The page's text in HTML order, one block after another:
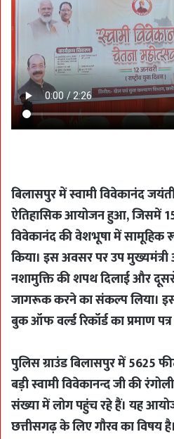
बिलासपुर में स्वामी विवेकानंद
ऐतिहासिक आयोजन हुआ, जिसमें
विवेकानंद की वेशभूषा में सामूहिक
किया। इस अवसर पर उप
नशामुक्ति की शपथ दिलाई और
जागरूक करने का संकल्प लिया। इस
बुक ऑफ वर्ल्ड रिकॉर्ड का प्रमाण पत्र
पुलिस ग्राउंड बिलासपुर में 5625
बड़ी स्वामी विवेकानन्द जी की
संख्या में लोग पहुंच रहे हैं। यह
छत्तीसगढ़ के लिए गौरव का विषय है।